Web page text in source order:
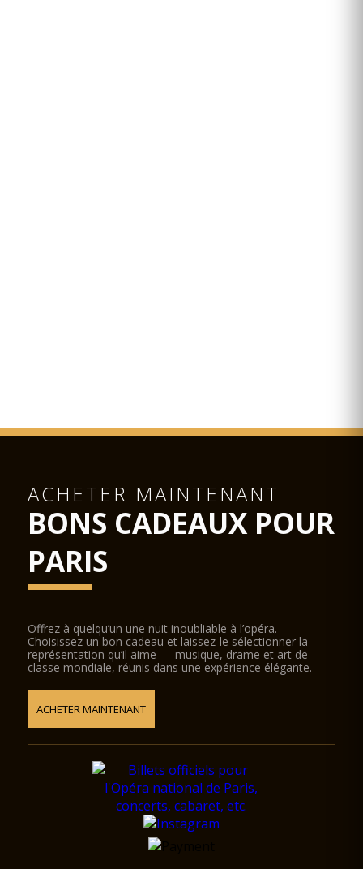
ACHETER MAINTENANT
BONS CADEAUX POUR
PARIS
Offrez à quelqu’un une nuit inoubliable à l’opéra.
Choisissez un bon cadeau et laissez-le sélectionner la
représentation qu’il aime — musique, drame et art de
classe mondiale, réunis dans une expérience élégante.
ACHETER MAINTENANT